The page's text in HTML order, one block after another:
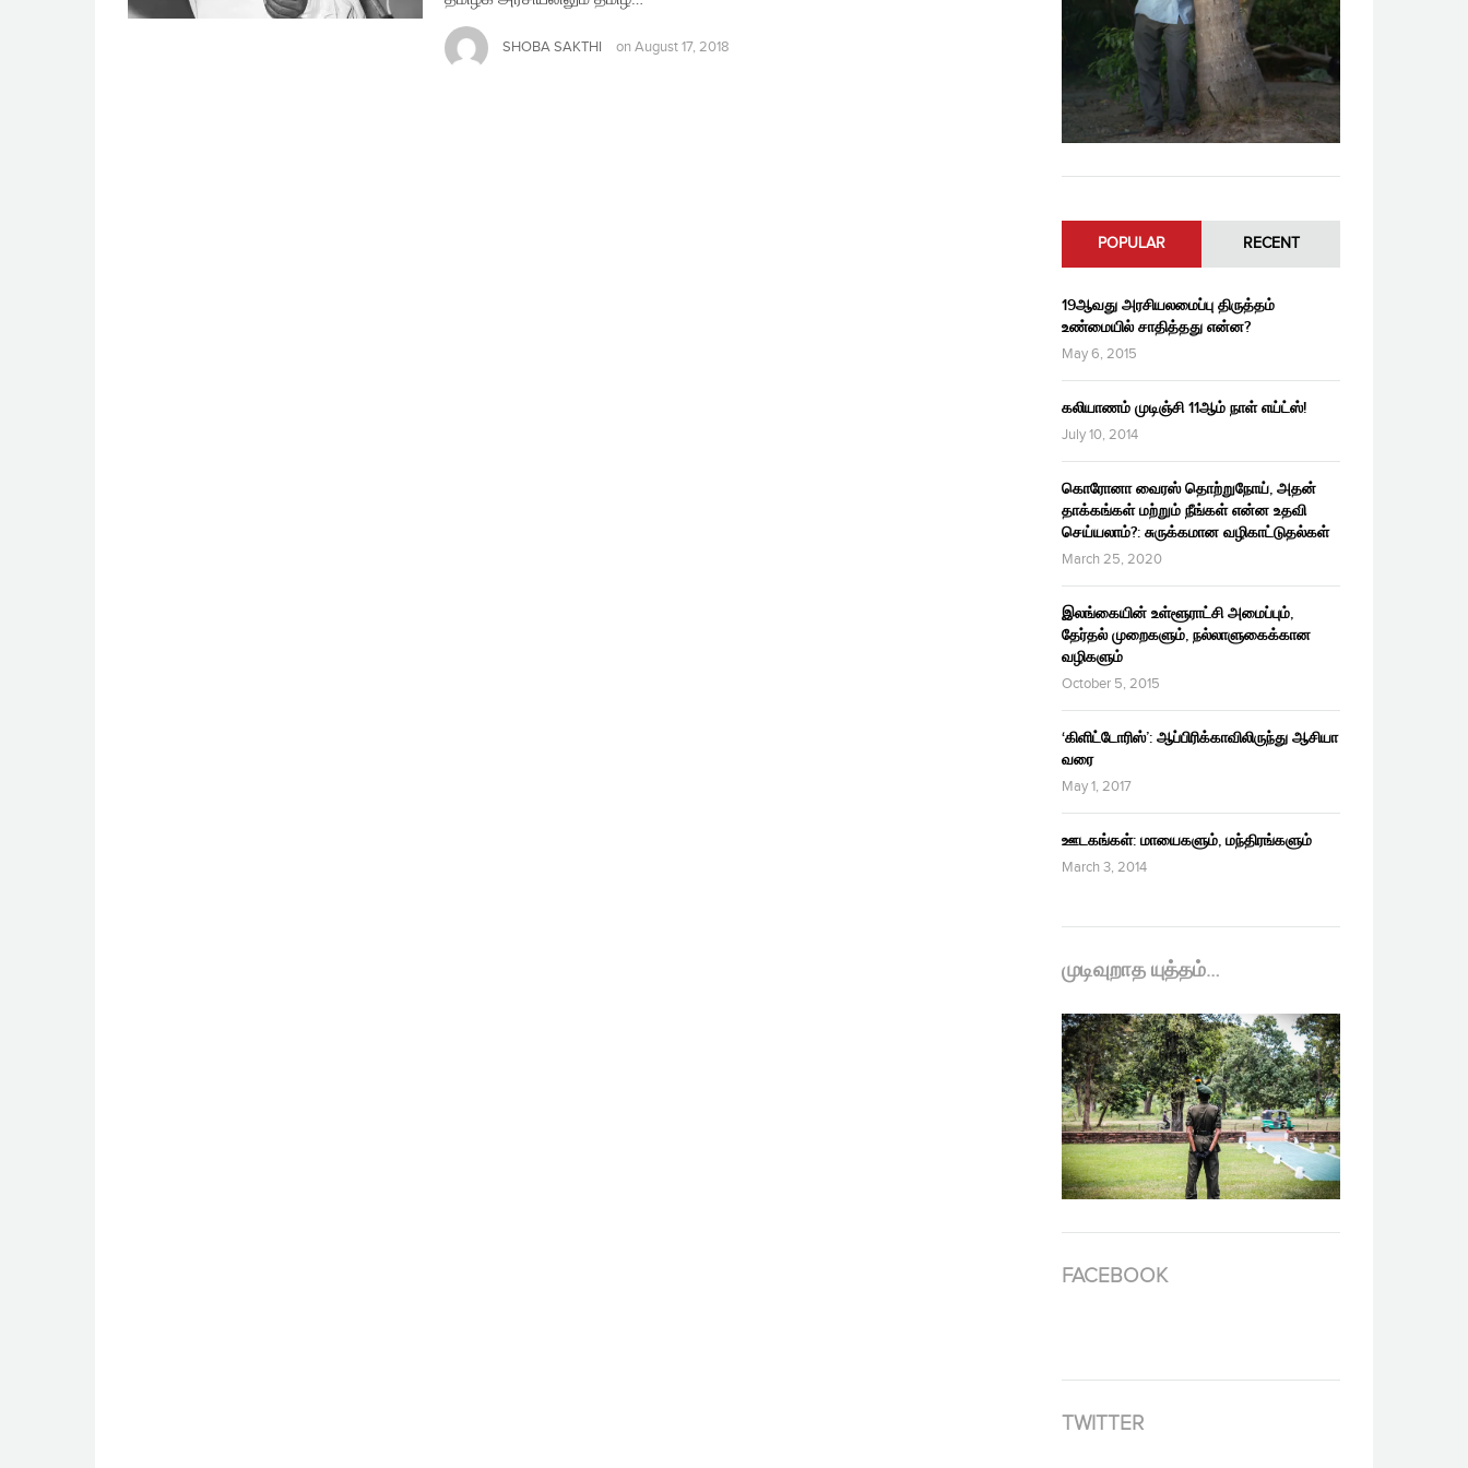
SHOBA SAKTHI on August 17, 2018
POPULAR RECENT
19ஆவது அரசியலமைப்பு திருத்தம்
உண்மையில் சாதித்தது என்ன?
May 6, 2015
கலியாணம் முடிஞ்சி 11ஆம் நாள் எய்ட்ஸ்!
July 10, 2014
கொரோனா வைரஸ் தொற்றுநோய், அதன்
தாக்கங்கள் மற்றும் நீங்கள் என்ன உதவி
செய்யலாம்?: சுருக்கமான வழிகாட்டுதல்கள்
March 25, 2020
இலங்கையின் உள்ளூராட்சி அமைப்பும்,
தேர்தல் முறைகளும், நல்லாளுகைக்கான
வழிகளும்
October 5, 2015
‘கிளிட்டோரிஸ்’: ஆப்பிரிக்காவிலிருந்து ஆசியா
வரை
May 1, 2017
ஊடகங்கள்: மாயைகளும், மந்திரங்களும்
March 3, 2014
முடிவுறாத யுத்தம்…
FACEBOOK
TWITTER